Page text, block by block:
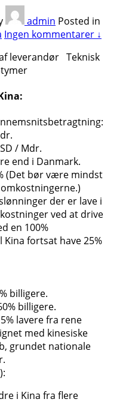
admin Posted in
Ingen kommentarer ↓
leverandør Teknisk
/ Mdr.
end i Danmark.
(Det bør være mindst
der er lave i
ved at drive
en 100%
fortsat have 25%
billigere.
billigere.
lavere fra rene
med kinesiske
grundet nationale
i Kina fra flere